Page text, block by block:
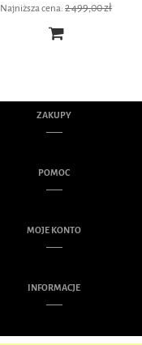
Najniższa cena:2 499,00 zł
ZAKUPY
POMOC
MOJE KONTO
INFORMACJE